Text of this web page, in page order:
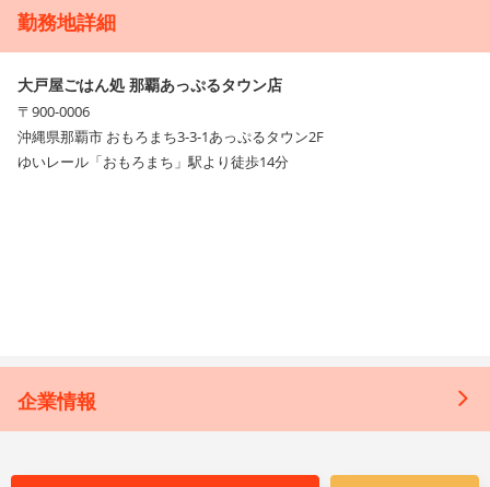
勤務地詳細
大戸屋ごはん処 那覇あっぷるタウン店
〒900-0006
沖縄県那覇市 おもろまち3-3-1あっぷるタウン2F
ゆいレール「おもろまち」駅より徒歩14分
企業情報